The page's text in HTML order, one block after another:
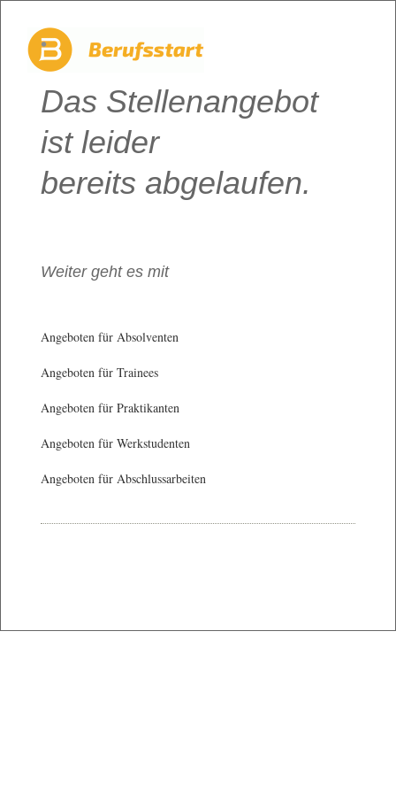
Das Stellenangebot
ist leider
bereits abgelaufen.
Weiter geht es mit
Angeboten für Absolventen
Angeboten für Trainees
Angeboten für Praktikanten
Angeboten für Werkstudenten
Angeboten für Abschlussarbeiten